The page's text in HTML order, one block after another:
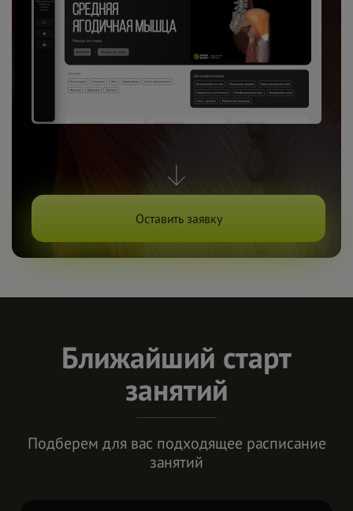
Оставить заявку
Ближайший старт
занятий
Подберем для вас подходящее расписание
занятий